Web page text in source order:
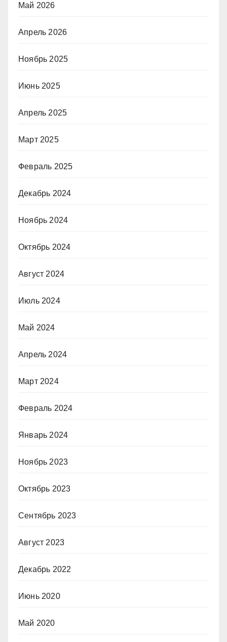
Май 2026
Апрель 2026
Ноябрь 2025
Июнь 2025
Апрель 2025
Март 2025
Февраль 2025
Декабрь 2024
Ноябрь 2024
Октябрь 2024
Август 2024
Июль 2024
Май 2024
Апрель 2024
Март 2024
Февраль 2024
Январь 2024
Ноябрь 2023
Октябрь 2023
Сентябрь 2023
Август 2023
Декабрь 2022
Июнь 2020
Май 2020